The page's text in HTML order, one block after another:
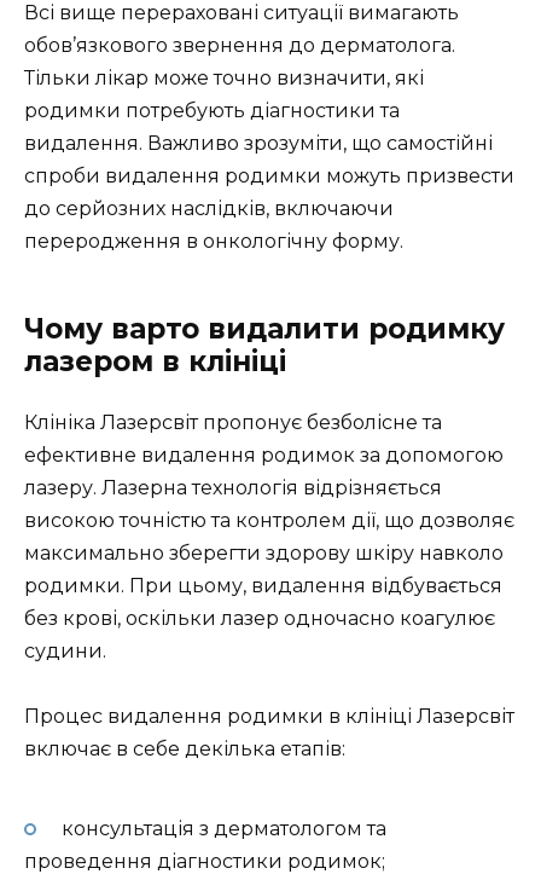
Всі вище перераховані ситуації вимагають
обов’язкового звернення до дерматолога.
Тільки лікар може точно визначити, які
родимки потребують діагностики та
видалення. Важливо зрозуміти, що самостійні
спроби видалення родимки можуть призвести
до серйозних наслідків, включаючи
переродження в онкологічну форму.
Чому варто видалити родимку
лазером в клініці
Клініка Лазерсвіт пропонує безболісне та
ефективне видалення родимок за допомогою
лазеру. Лазерна технологія відрізняється
високою точністю та контролем дії, що дозволяє
максимально зберегти здорову шкіру навколо
родимки. При цьому, видалення відбувається
без крові, оскільки лазер одночасно коагулює
судини.
Процес видалення родимки в клініці Лазерсвіт
включає в себе декілька етапів:
консультація з дерматологом та
проведення діагностики родимок;